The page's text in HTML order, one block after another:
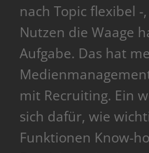
nach Topic flexibel
Nutzen die Waage
Aufgabe. Das hat
mit Recruiting. Ein
sich dafür, wie
Funktionen Know-